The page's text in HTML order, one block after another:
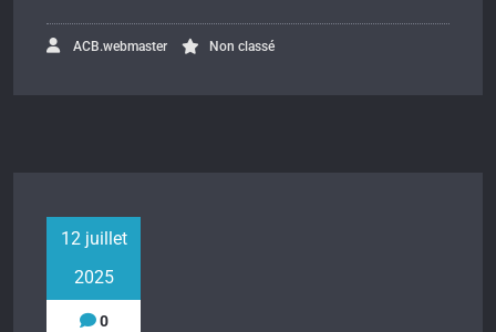
ACB.webmaster Non classé
12 juillet
2025
0